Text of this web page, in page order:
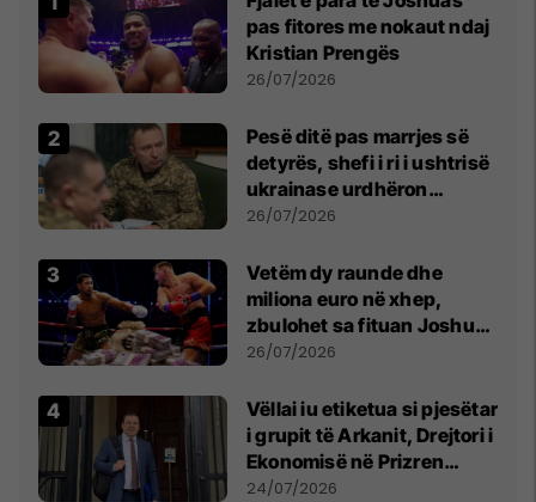
pas fitores me nokaut ndaj
Kristian Prengës
26/07/2026
Pesë ditë pas marrjes së
detyrës, shefi i ri i ushtrisë
ukrainase urdhëron
kontroll të madh
26/07/2026
Vetëm dy raunde dhe
miliona euro në xhep,
zbulohet sa fituan Joshua
e Prenga
26/07/2026
Vëllai iu etiketua si pjesëtar
i grupit të Arkanit, Drejtori i
Ekonomisë në Prizren
mohon pretendimet
24/07/2026